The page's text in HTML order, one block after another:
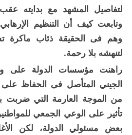
وتابعت كيف أن التنظيم
وهم فى الحقيقة ذئاب ماكرة
لتنهشه بلا رحمة.
راهنت مؤسسات الدولة على
الجيني المتأصل فى الحفاظ على
من الموجة العارمة التي ضربت
تأثير على الوعي الجمعي
بعض مسئولي الدولة، لكن